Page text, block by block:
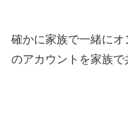
確かに家族で一緒に
のアカウントを家族で